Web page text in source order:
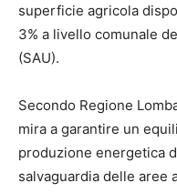
superficie agricola
3% a livello comunale
(SAU).
Secondo Regione
mira a garantire un
produzione energetica
salvaguardia delle aree